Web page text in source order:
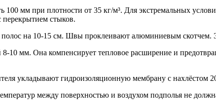
мм при плотности от 35 кг/м³. Для экстремальных
стыков.
на 10-15 см. Швы проклеивают алюминиевым скотчем.
мм. Она компенсирует тепловое расширение и
укладывают гидроизоляционную мембрану с нахлёстом
между поверхностью и воздухом подполья не